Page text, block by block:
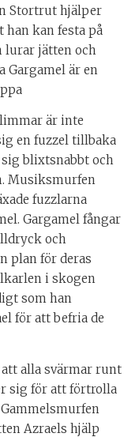
Stortrut hjälper
han kan festa på
lurar jätten och
Gargamel är en
är inte
en fuzzel tillbaka
blixtsnabbt och
Musiksmurfen
fuzzlarna
Gargamel fångar
och
plan för deras
i skogen
som han
för att befria de
att alla svärmar runt
sig för att förtrolla
Azraels hjälp